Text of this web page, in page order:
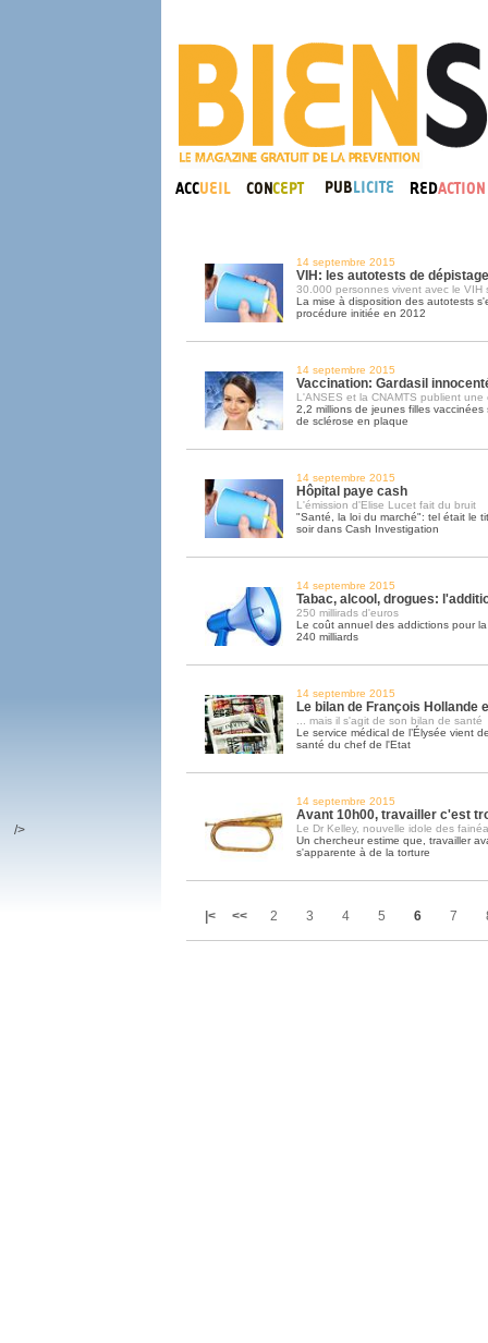
14 septembre 2015
VIH: les autotests de
30.000 personnes vivent avec le VIH
La mise à disposition des autotests
procédure initiée en 2012
14 septembre 2015
Vaccination: Gardasil
L'ANSES et la CNAMTS publient une
2,2 millions de jeunes filles
de sclérose en plaque
14 septembre 2015
Hôpital paye cash
L'émission d'Elise Lucet fait du bruit
"Santé, la loi du marché": tel était le
soir dans Cash Investigation
14 septembre 2015
Tabac, alcool, drogues:
250 millirads d'euros
Le coût annuel des addictions pour
240 milliards
14 septembre 2015
Le bilan de François Hollande
... mais il s'agit de son bilan de santé
Le service médical de l’Élysée vient
santé du chef de l'Etat
14 septembre 2015
Avant 10h00, travailler c'est
Le Dr Kelley, nouvelle idole des
Un chercheur estime que, travailler
s'apparente à de la torture
|< << 2 3 4 5 6 7
/>